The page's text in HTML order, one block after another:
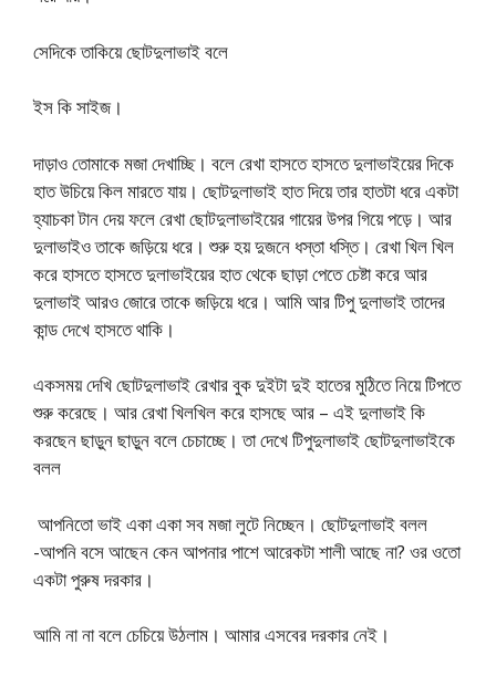
সেদিকে তাকিয়ে ছোটদুলাভাই বলে
ইস কি সাইজ।
দাড়াও তোমাকে মজা দেখাচ্ছি। বলে রেখা হাসতে হাসতে দুলাভাইয়ের দিকে
হাত উচিয়ে কিল মারতে যায়। ছোটদুলাভাই হাত দিয়ে তার হাতটা ধরে একটা
হ্যাচকা টান দেয় ফলে রেখা ছোটদুলাভাইয়ের গায়ের উপর গিয়ে পড়ে। আর
দুলাভাইও তাকে জড়িয়ে ধরে। শুরু হয় দুজনে ধস্তা ধস্তি। রেখা খিল খিল
করে হাসতে হাসতে দুলাভাইয়ের হাত থেকে ছাড়া পেতে চেষ্টা করে আর
দুলাভাই আরও জোরে তাকে জড়িয়ে ধরে। আমি আর টিপু দুলাভাই তাদের
কান্ড দেখে হাসতে থাকি।
একসময় দেখি ছোটদুলাভাই রেখার বুক দুইটা দুই হাতের মুঠিতে নিয়ে টিপতে
শুরু করেছে। আর রেখা খিলখিল করে হাসছে আর – এই দুলাভাই কি
করছেন ছাড়ুন ছাড়ুন বলে চেচাচ্ছে। তা দেখে টিপুদুলাভাই ছোটদুলাভাইকে
বলল
আপনিতো ভাই একা একা সব মজা লুটে নিচ্ছেন। ছোটদুলাভাই বলল
-আপনি বসে আছেন কেন আপনার পাশে আরেকটা শালী আছে না? ওর ওতো
একটা পুরুষ দরকার।
আমি না না বলে চেচিয়ে উঠলাম। আমার এসবের দরকার নেই।